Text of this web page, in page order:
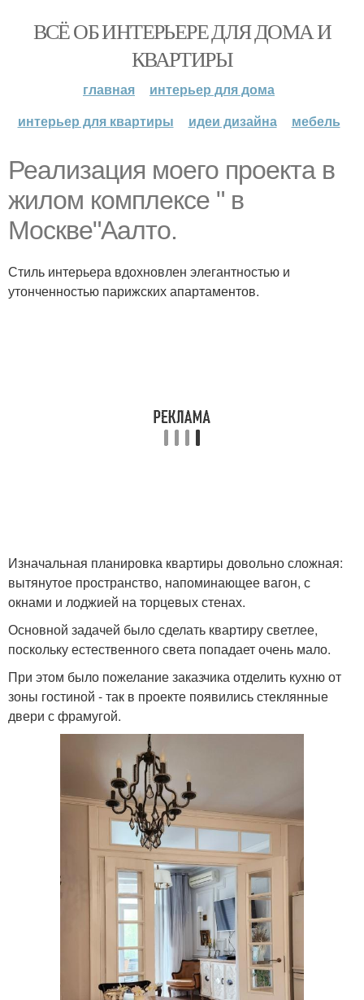
ВСЁ ОБ ИНТЕРЬЕРЕ ДЛЯ ДОМА И
КВАРТИРЫ
главная
интерьер для дома
интерьер для квартиры
идеи дизайна мебель
Реализация моего проекта в
жилом комплексе " в
Москве"Аалто.
Стиль интерьера вдохновлен элегантностью и
утонченностью парижских апартаментов.
Изначальная планировка квартиры довольно сложная:
вытянутое пространство, напоминающее вагон, с
окнами и лоджией на торцевых стенах.
Основной задачей было сделать квартиру светлее,
поскольку естественного света попадает очень мало.
При этом было пожелание заказчика отделить кухню от
зоны гостиной - так в проекте появились стеклянные
двери с фрамугой.